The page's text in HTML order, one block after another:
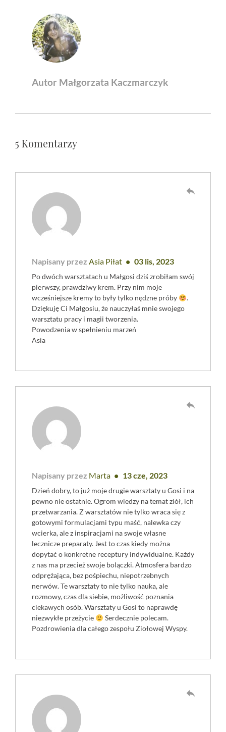
Autor Małgorzata Kaczmarczyk
5 Komentarzy
Napisany przez Asia Piłat 03 lis, 2023
Po dwóch warsztatach u Małgosi dziś zrobiłam swój
pierwszy, prawdziwy krem. Przy nim moje
wcześniejsze kremy to były tylko nędzne próby
.
Dziękuję Ci Małgosiu, że nauczyłaś mnie swojego
warsztatu pracy i magii tworzenia.
Powodzenia w spełnieniu marzeń
Asia
reply
Napisany przez Marta 13 cze, 2023
Dzień dobry, to już moje drugie warsztaty u Gosi i na
pewno nie ostatnie. Ogrom wiedzy na temat ziół, ich
przetwarzania. Z warsztatów nie tylko wraca się z
gotowymi formulacjami typu maść, nalewka czy
wcierka, ale z inspiracjami na swoje własne
lecznicze preparaty. Jest to czas kiedy można
dopytać o konkretne receptury indywidualne. Każdy
z nas ma przecież swoje bolączki. Atmosfera bardzo
odprężająca, bez pośpiechu, niepotrzebnych
nerwów. Te warsztaty to nie tylko nauka, ale
rozmowy, czas dla siebie, możliwość poznania
ciekawych osób. Warsztaty u Gosi to naprawdę
niezwykłe przeżycie
Serdecznie polecam.
Pozdrowienia dla całego zespołu Ziołowej Wyspy.
reply
reply